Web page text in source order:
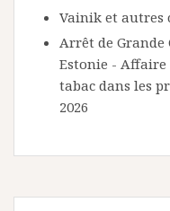
Vainik et autres
Arrêt de Grande
Estonie -
tabac dans les
2026